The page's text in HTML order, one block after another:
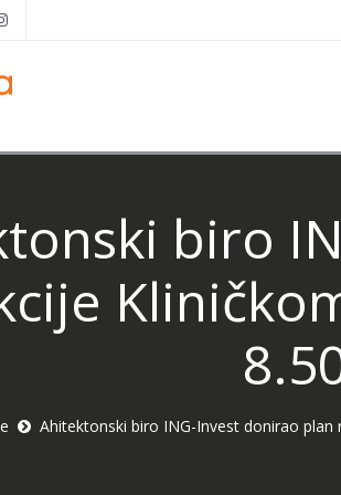
biro
Ahitektonski biro ING-Invest donirao plan